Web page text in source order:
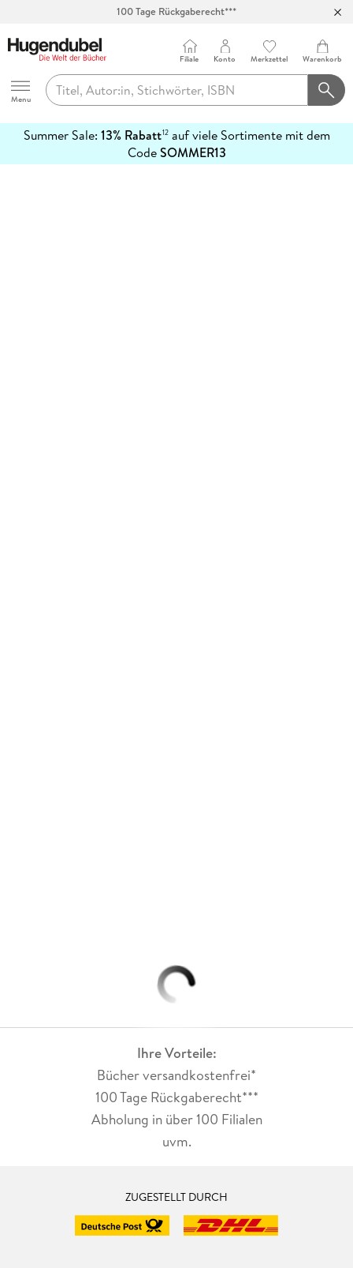
100 Tage Rückgaberecht***
Hugendubel
Menu
Filiale Konto Merkzettel Warenkorb
Summer Sale: 13% Rabatt12auf viele Sortimente mit dem
CodeSOMMER13
erfahren
Ihre Vorteile:
Bücher versandkostenfrei*
100 Tage Rückgaberecht***
Abholung in über 100 Filialen
uvm.
ZUGESTELLT DURCH